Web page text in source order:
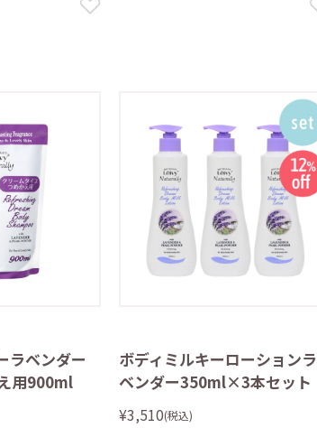
ラベンダー
用900ml
ボディミルキーローションラ
ベンダー350ml×3本セット
¥3,510(税込)